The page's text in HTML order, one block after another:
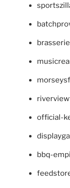
official-
bbq-